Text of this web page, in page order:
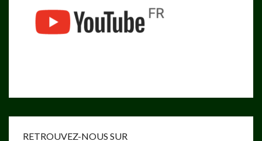
RETROUVEZ-NOUS SUR